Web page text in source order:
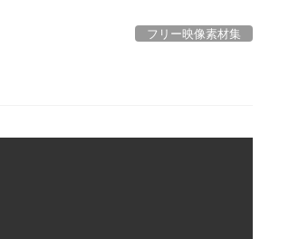
フリー映像素材集